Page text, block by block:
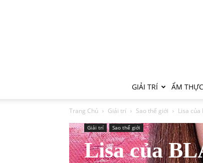
GIẢI TRÍ ẨM THỰC
Trang Chủ Giải trí Sao thế giới Lisa của
Giải trí Sao thế giới
Lisa của